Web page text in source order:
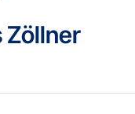
Zöllner